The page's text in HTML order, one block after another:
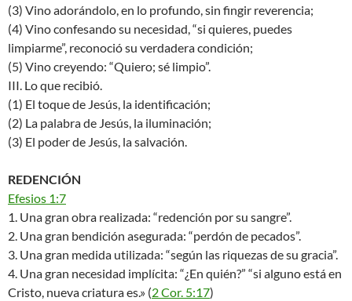
(3) Vino adorándolo, en lo profundo, sin fingir reverencia;
(4) Vino confesando su necesidad, “si quieres, puedes
limpiarme”, reconoció su verdadera condición;
(5) Vino creyendo: “Quiero; sé limpio”.
III. Lo que recibió.
(1) El toque de Jesús, la identificación;
(2) La palabra de Jesús, la iluminación;
(3) El poder de Jesús, la salvación.
REDENCIÓN
Efesios 1:7
1. Una gran obra realizada: “redención por su sangre”.
2. Una gran bendición asegurada: “perdón de pecados”.
3. Una gran medida utilizada: “según las riquezas de su gracia”.
4. Una gran necesidad implícita: “¿En quién?” “si alguno está en
Cristo, nueva criatura es.» (2 Cor. 5:17)